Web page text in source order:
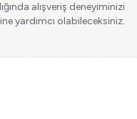
alışveriş deneyiminizi
yardımcı olabileceksiniz.